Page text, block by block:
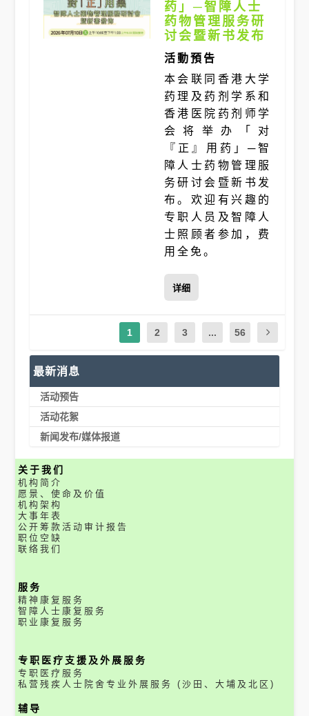
药」─智障人士
药物管理服务研
讨会暨新书发布
活動預告
本会联同香港大学
药理及药剂学系和
香港医院药剂师学
会将举办「对
『正』用药」─智
障人士药物管理服
务研讨会暨新书发
布。欢迎有兴趣的
专职人员及智障人
士照顾者参加，费
用全免。
详细
1 2 3 ... 56
最新消息
活动预告
活动花絮
新闻发布/媒体报道
关于我们
机构简介
愿景、使命及价值
机构架构
大事年表
公开筹款活动审计报告
职位空缺
联络我们
服务
精神康复服务
智障人士康复服务
职业康复服务
专职医疗支援及外展服务
专职医疗服务
私营残疾人士院舍专业外展服务 (沙田、大埔及北区)
辅导